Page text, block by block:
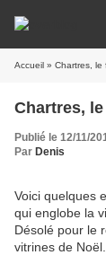
Accueil » Chartres, le
Chartres,
Publié le 12/11/
Par Denis
Voici quelques
qui englobe la
Désolé pour le
vitrines de Noël...